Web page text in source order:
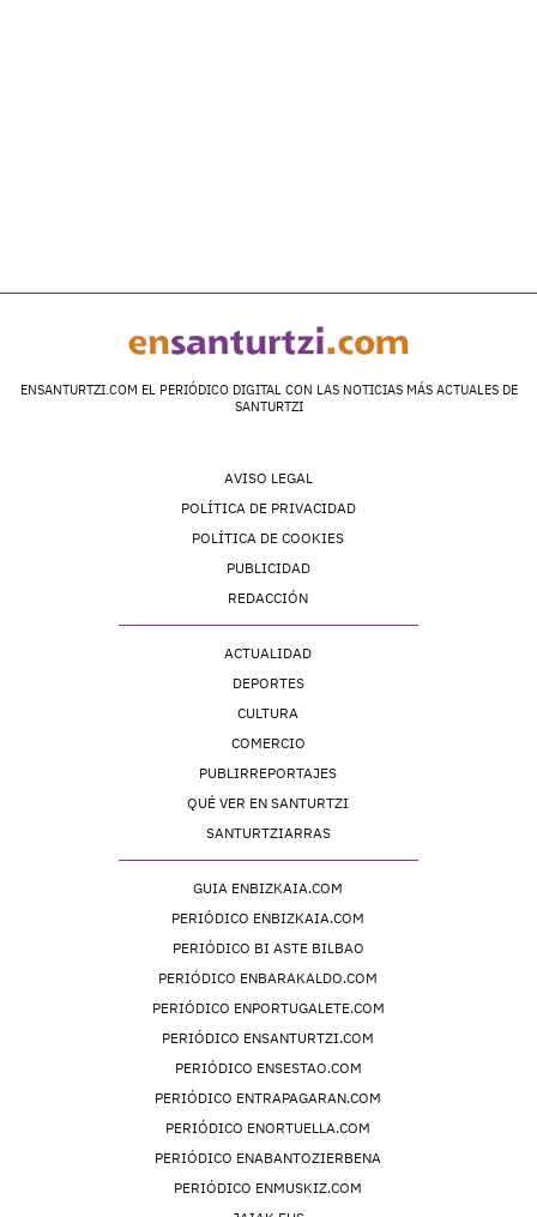
ENSANTURTZI.COM EL PERIÓDICO DIGITAL CON LAS NOTICIAS MÁS ACTUALES DE
SANTURTZI
AVISO LEGAL
POLÍTICA DE PRIVACIDAD
POLÍTICA DE COOKIES
PUBLICIDAD
REDACCIÓN
ACTUALIDAD
DEPORTES
CULTURA
COMERCIO
PUBLIRREPORTAJES
QUÉ VER EN SANTURTZI
SANTURTZIARRAS
GUIA ENBIZKAIA.COM
PERIÓDICO ENBIZKAIA.COM
PERIÓDICO BI ASTE BILBAO
PERIÓDICO ENBARAKALDO.COM
PERIÓDICO ENPORTUGALETE.COM
PERIÓDICO ENSANTURTZI.COM
PERIÓDICO ENSESTAO.COM
PERIÓDICO ENTRAPAGARAN.COM
PERIÓDICO ENORTUELLA.COM
PERIÓDICO ENABANTOZIERBENA
PERIÓDICO ENMUSKIZ.COM